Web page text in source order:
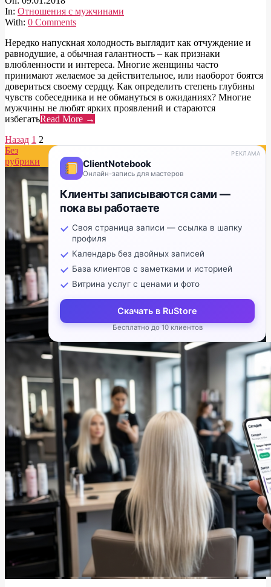
09
In: Отношения с мужчинами
With: 0 Comments
Нередко напускная холодность выглядит как отчуждение и
равнодушие, а обычная галантность – как признаки
влюбленности и интереса. Многие женщины часто
принимают желаемое за действительное, или наоборот боятся
довериться своему сердцу. Как определить степень глубины
чувств собеседника и не обмануться в ожиданиях? Многие
мужчины не любят ярких проявлений и стараются
избегатьRead More →
Навигация
по
записям
Назад 1 2
ClientNotebook
Онлайн-запись для мастеров
Клиенты записываются сами —
пока вы работаете
Своя страница записи — ссылка в шапку
профиля
Календарь без двойных записей
База клиентов с заметками и историей
Витрина услуг с ценами и фото
Скачать в RuStore
Бесплатно до 10 клиентов
РЕКЛАМА
Без
рубрики